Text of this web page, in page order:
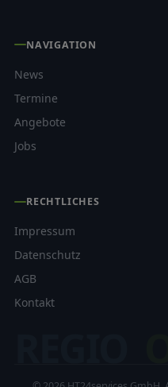
NAVIGATION
News
Termine
Angebote
Jobs
RECHTLICHES
Impressum
Datenschutz
AGB
Kontakt